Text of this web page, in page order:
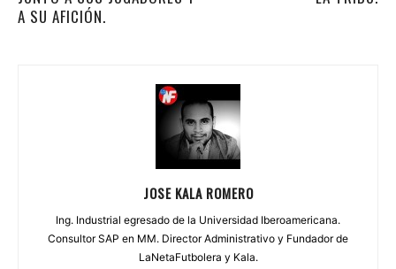
A SU AFICIÓN.
JOSE KALA ROMERO
Ing. Industrial egresado de la Universidad Iberoamericana.
Consultor SAP en MM. Director Administrativo y Fundador de
LaNetaFutbolera y Kala.